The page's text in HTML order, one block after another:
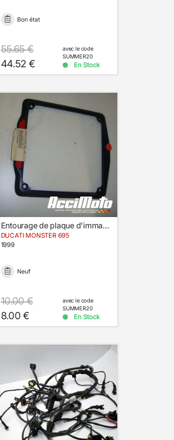
Bon état
55.65 €
44.52 €
avec le code
SUMMER20
En Stock
Entourage de plaque d'immatriculation
DUCATI MONSTER 695
1999
Neuf
10.00 €
8.00 €
avec le code
SUMMER20
En Stock